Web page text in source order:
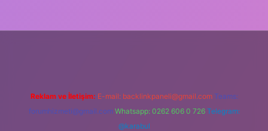
Reklam ve İletişim: E-mail: backlinkpaneli@gmail.com Teams:
forumhizmeti@gmail.com Whatsapp: 0262 606 0 726 Telegram:
@karabul